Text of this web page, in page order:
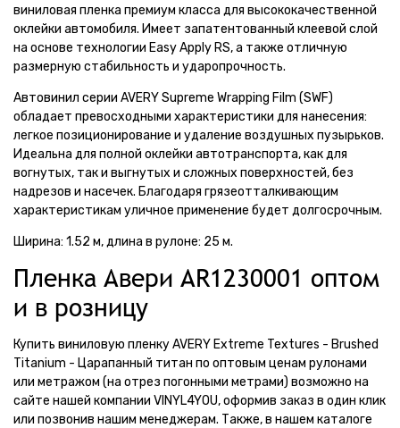
виниловая пленка премиум класса для высококачественной
оклейки автомобиля. Имеет запатентованный клеевой слой
на основе технологии Easy Apply RS, а также отличную
размерную стабильность и ударопрочность.
Автовинил серии AVERY Supreme Wrapping Film (SWF)
обладает превосходными характеристики для нанесения:
легкое позиционирование и удаление воздушных пузырьков.
Идеальна для полной оклейки автотранспорта, как для
вогнутых, так и выгнутых и сложных поверхностей, без
надрезов и насечек. Благодаря грязеотталкивающим
характеристикам уличное применение будет долгосрочным.
Ширина: 1.52 м, длина в рулоне: 25 м.
Пленка Авери AR1230001 оптом
и в розницу
Купить виниловую пленку AVERY Extreme Textures - Brushed
Titanium - Царапанный титан по оптовым ценам рулонами
или метражом (на отрез погонными метрами) возможно на
сайте нашей компании VINYL4YOU, оформив заказ в один клик
или позвонив нашим менеджерам. Также, в нашем каталоге